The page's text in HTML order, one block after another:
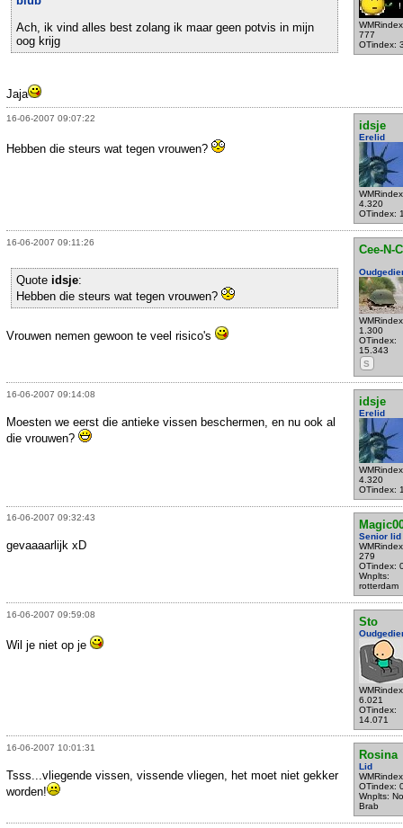
777
OTindex:
Ach, ik vind alles best zolang ik maar geen potvis in mijn
oog krijg
Jaja
16-06-2007 09:07:22
idsje
Erelid
4.320
OTindex:
Hebben die steurs wat tegen vrouwen?
16-06-2007 09:11:26
Cee-N-
1.300
OTindex:
15.343
S
Quote idsje:
Hebben die steurs wat tegen vrouwen?
Vrouwen nemen gewoon te veel risico's
16-06-2007 09:14:08
idsje
Erelid
4.320
OTindex:
Moesten we eerst die antieke vissen beschermen, en nu ook al
die vrouwen?
16-06-2007 09:32:43
Senior lid
279
OTindex:
Wnplts:
rotterdam
gevaaaarlijk xD
16-06-2007 09:59:08
Sto
6.021
OTindex:
14.071
Wil je niet op je
16-06-2007 10:01:31
Rosina
Lid
OTindex:
Wnplts:
Brab
Tsss...vliegende vissen, vissende vliegen, het moet niet gekker
worden!